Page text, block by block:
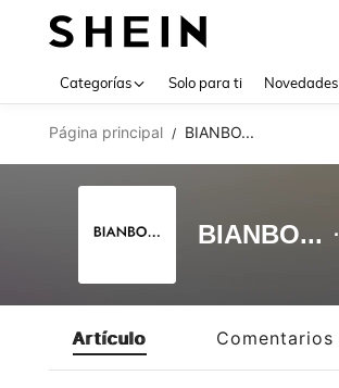
Categorías Solo para ti Novedades
Página principal / BIANBO...
BIANBO...
Artículo Comentarios